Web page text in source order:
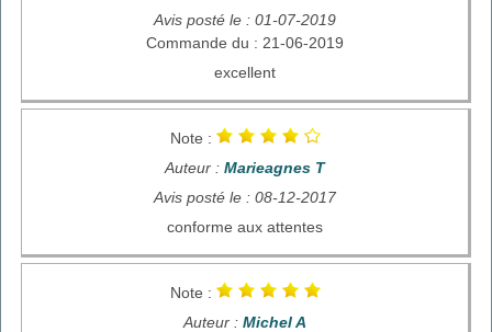
Avis posté le : 01-07-2019
Commande du : 21-06-2019
excellent
Note :
Auteur : Marieagnes T
Avis posté le : 08-12-2017
conforme aux attentes
Note :
Auteur : Michel A